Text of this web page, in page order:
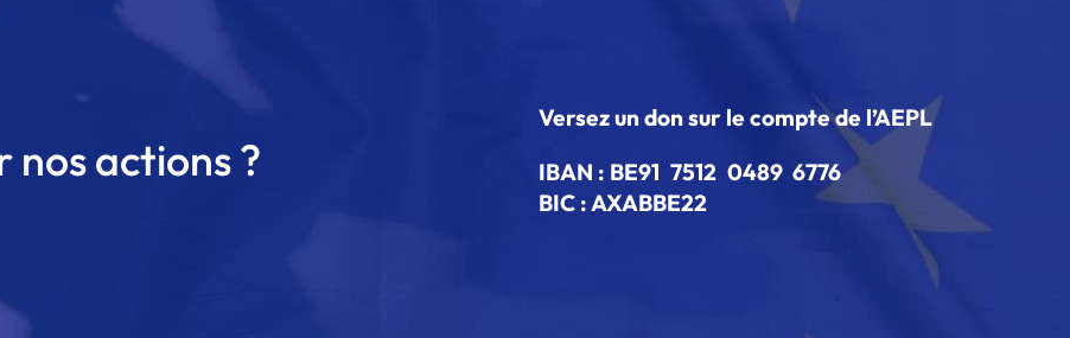
nos actions ?
Versez un don sur le compte de l’AEPL
IBAN : BE91 7512 0489 6776
BIC : AXABBE22